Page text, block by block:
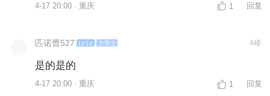
4-17 20:00 · 重庆 1 回复
匹诺曹527 LV14 大学士 4楼
是的是的
4-17 20:00 · 重庆 1 回复